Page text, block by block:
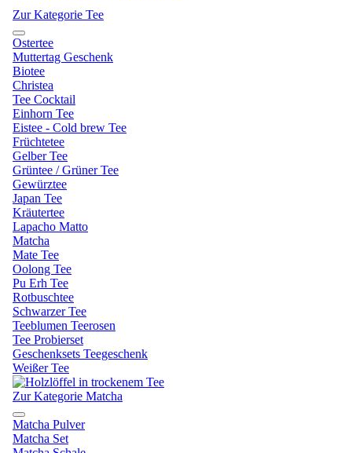
Zur Kategorie Tee
Ostertee
Muttertag Geschenk
Biotee
Christea
Tee Cocktail
Einhorn Tee
Eistee - Cold brew Tee
Früchtetee
Gelber Tee
Grüntee / Grüner Tee
Gewürztee
Japan Tee
Kräutertee
Lapacho Matto
Matcha
Mate Tee
Oolong Tee
Pu Erh Tee
Rotbuschtee
Schwarzer Tee
Teeblumen Teerosen
Tee Probierset
Geschenksets Teegeschenk
Weißer Tee
Zur Kategorie Matcha
Matcha Pulver
Matcha Set